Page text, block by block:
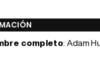
completo: Adam